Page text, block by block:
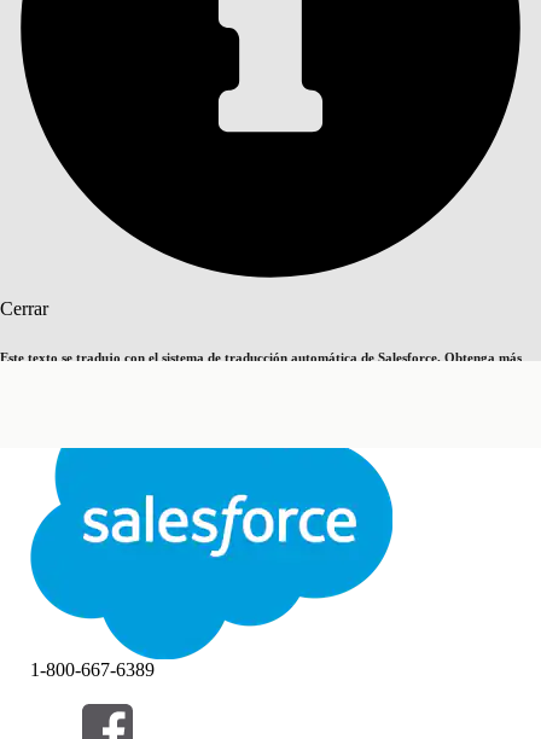
Cerrar
Este texto se tradujo con el sistema de traducción automática de Salesforce. Obtenga más
Cerrar Cerrar
Índice de materias
Buscar
Filtros (0)
1-800-667-6389